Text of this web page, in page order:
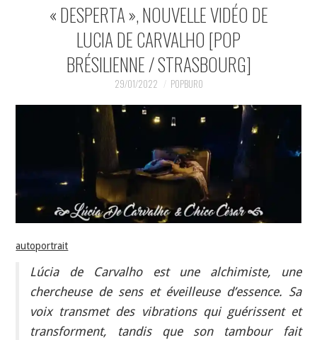
MUSIQUESACTUELLES.NET
GABBA GABBA HEY !
INDÉPENDANTS
DOKO
« DESPERTA », NOUVELLE VIDÉO DE
LUCIA DE CARVALHO [POP
BRÉSILIENNE / STRASBOURG]
29/01/2022 POPBURO
autoportrait
Lúcia de Carvalho est une alchimiste, une
chercheuse de sens et éveilleuse d’essence. Sa
voix transmet des vibrations qui guérissent et
transforment, tandis que son tambour fait